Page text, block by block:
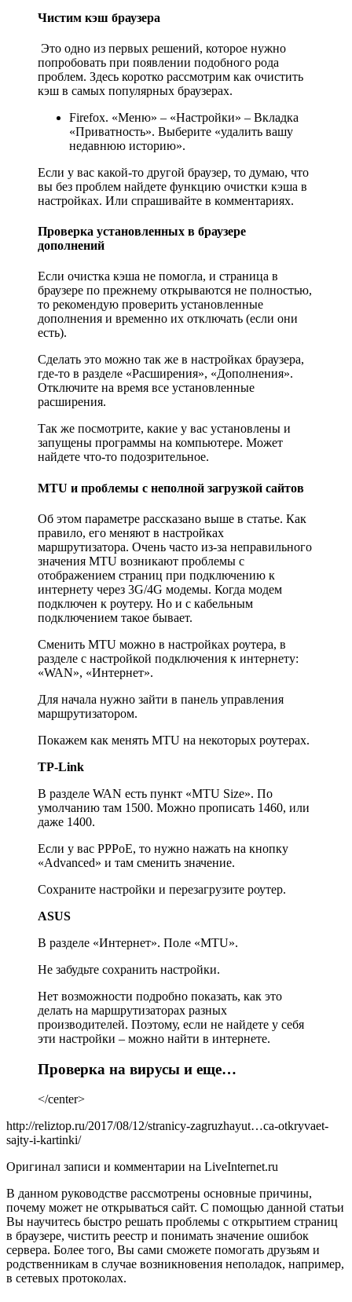
Чистим кэш браузера
Это одно из первых решений, которое нужно
попробовать при появлении подобного рода
проблем. Здесь коротко рассмотрим как очистить
кэш в самых популярных браузерах.
Firefox. «Меню» – «Настройки» – Вкладка
«Приватность». Выберите «удалить вашу
недавнюю историю».
Если у вас какой-то другой браузер, то думаю, что
вы без проблем найдете функцию очистки кэша в
настройках. Или спрашивайте в комментариях.
Проверка установленных в браузере
дополнений
Если очистка кэша не помогла, и страница в
браузере по прежнему открываются не полностью,
то рекомендую проверить установленные
дополнения и временно их отключать (если они
есть).
Сделать это можно так же в настройках браузера,
где-то в разделе «Расширения», «Дополнения».
Отключите на время все установленные
расширения.
Так же посмотрите, какие у вас установлены и
запущены программы на компьютере. Может
найдете что-то подозрительное.
MTU и проблемы с неполной загрузкой сайтов
Об этом параметре рассказано выше в статье. Как
правило, его меняют в настройках
маршрутизатора. Очень часто из-за неправильного
значения MTU возникают проблемы с
отображением страниц при подключению к
интернету через 3G/4G модемы. Когда модем
подключен к роутеру. Но и с кабельным
подключением такое бывает.
Сменить MTU можно в настройках роутера, в
разделе с настройкой подключения к интернету:
«WAN», «Интернет».
Для начала нужно зайти в панель управления
маршрутизатором.
Покажем как менять MTU на некоторых роутерах.
TP-Link
В разделе WAN есть пункт «MTU Size». По
умолчанию там 1500. Можно прописать 1460, или
даже 1400.
Если у вас PPPoE, то нужно нажать на кнопку
«Advanced» и там сменить значение.
Сохраните настройки и перезагрузите роутер.
ASUS
В разделе «Интернет». Поле «MTU».
Не забудьте сохранить настройки.
Нет возможности подробно показать, как это
делать на маршрутизаторах разных
производителей. Поэтому, если не найдете у себя
эти настройки – можно найти в интернете.
Проверка на вирусы и еще…
</center>
http://reliztop.ru/2017/08/12/stranicy-zagruzhayut…ca-otkryvaet-
sajty-i-kartinki/
Оригинал записи и комментарии на LiveInternet.ru
В данном руководстве рассмотрены основные причины,
почему может не открываться сайт. С помощью данной статьи
Вы научитесь быстро решать проблемы с открытием страниц
в браузере, чистить реестр и понимать значение ошибок
сервера. Более того, Вы сами сможете помогать друзьям и
родственникам в случае возникновения неполадок, например,
в сетевых протоколах.